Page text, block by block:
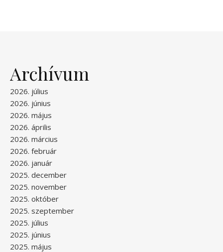
Archívum
2026. július
2026. június
2026. május
2026. április
2026. március
2026. február
2026. január
2025. december
2025. november
2025. október
2025. szeptember
2025. július
2025. június
2025. május